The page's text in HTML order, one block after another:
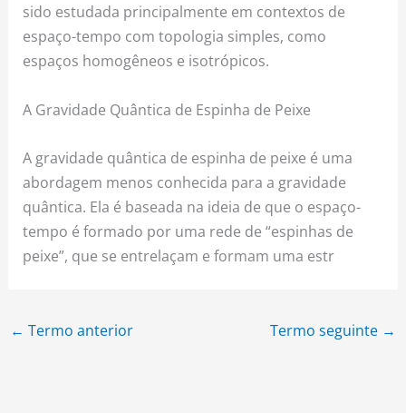
sido estudada principalmente em contextos de
espaço-tempo com topologia simples, como
espaços homogêneos e isotrópicos.
A Gravidade Quântica de Espinha de Peixe
A gravidade quântica de espinha de peixe é uma
abordagem menos conhecida para a gravidade
quântica. Ela é baseada na ideia de que o espaço-
tempo é formado por uma rede de “espinhas de
peixe”, que se entrelaçam e formam uma estr
← Termo anterior Termo seguinte →